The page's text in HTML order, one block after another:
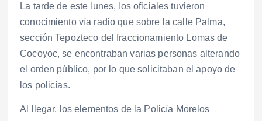
La tarde de este lunes, los oficiales tuvieron
conocimiento vía radio que sobre la calle Palma,
sección Tepozteco del fraccionamiento Lomas de
Cocoyoc, se encontraban varias personas alterando
el orden público, por lo que solicitaban el apoyo de
los policías.
Al llegar, los elementos de la Policía Morelos